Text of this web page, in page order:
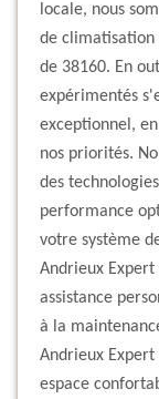
locale, nous
de climatisation
de 38160. En
expérimentés
exceptionnel,
nos priorités.
des
performance
votre système
Andrieux
assistance
à la
Andrieux
espace